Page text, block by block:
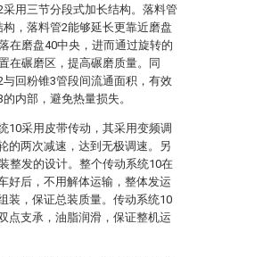
用三节分段式加长结构。落料管
，落料管2能够延长更靠近磨盘
在磨盘40中央，进而通过旋转的
在碾磨区，提高碾磨质量。同
回粉锥3管段间流通面积，有效
内部，避免热量损失。
10采用皮带传动，其采用变频调
的两次减速，达到无极调速。另
整发的设计。整个传动系统10在
好后，不用解体运输，整体发运
装，保证总装质量。传动系统10
点支承，油脂润滑，保证整机运